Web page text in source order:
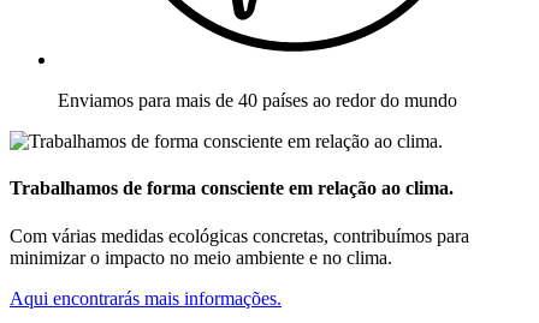
Enviamos para mais de 40 países ao redor do mundo
Trabalhamos de forma consciente em relação ao clima.
Com várias medidas ecológicas concretas, contribuímos para
minimizar o impacto no meio ambiente e no clima.
Aqui encontrarás mais informações.